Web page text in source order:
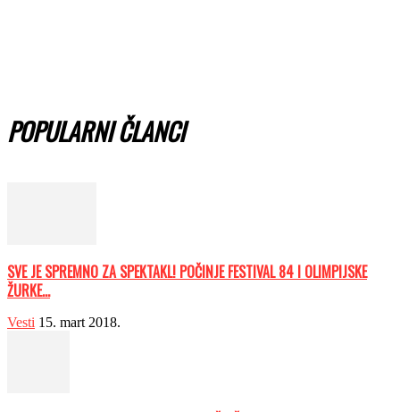
POPULARNI ČLANCI
SVE JE SPREMNO ZA SPEKTAKL! POČINJE FESTIVAL 84 I OLIMPIJSKE
ŽURKE...
Vesti 15. mart 2018.